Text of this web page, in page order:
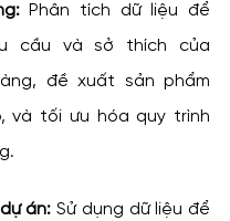
Phân tích dữ liệu để
cầu và sở thích của
đề xuất sản phẩm
và tối ưu hóa quy trình
án: Sử dụng dữ liệu để